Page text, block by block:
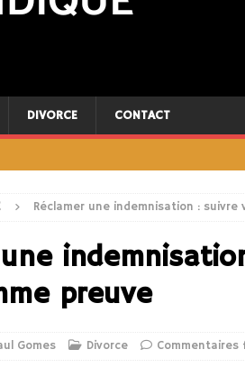
DIVORCE CONTACT
Réclamer une indemnisation :
preuve
Gomes Divorce Commentaires